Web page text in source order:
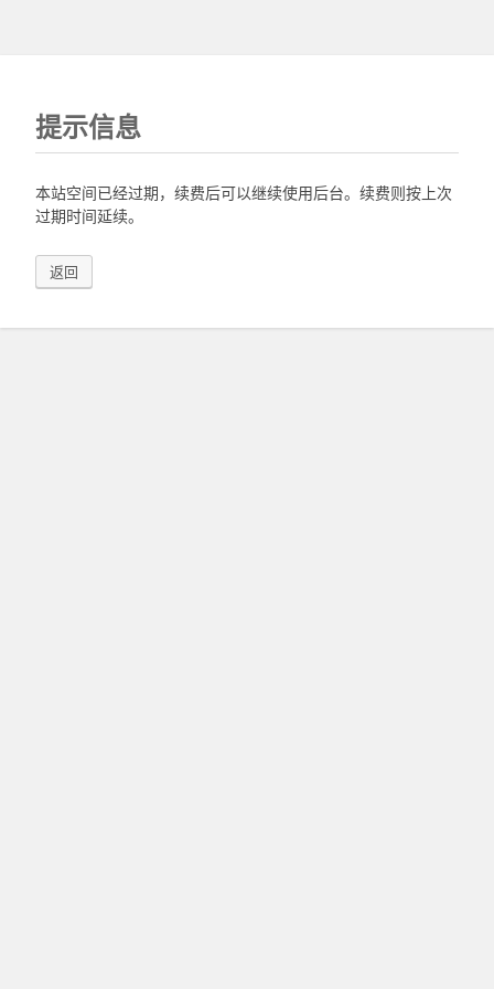
提示信息
本站空间已经过期，续费后可以继续使用后台。续费则按上次
过期时间延续。
返回